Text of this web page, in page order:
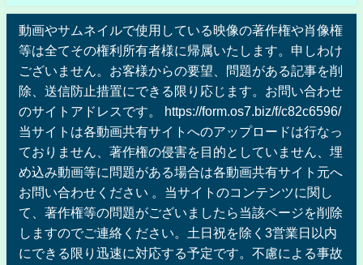
動画やサムネイルで使用している映像の著作権や肖像権
等は全てその権利所有者様に帰属いたします。申しわけ
ございません。お客様からの要望、問題がある記事を削
除、送信防止措置にできる限り応じます。お問い合わせ
のサイトアドレスです。 https://form.os7.biz/f/c82c6596/
当サイトは各動画共有サイトへのアップロードは行なっ
ておりません、著作権の侵害を目的としていません、埋
め込み動画等に問題がある場合は各動画共有サイト元へ
お問い合わせください 。当サイトのコンテンツに関し
て、著作権等の問題がございましたら当該ページを削除
しますのでご連絡ください。土日祝を除く3営業日以内
にできる限り迅速に対応する予定です。不慮による事故